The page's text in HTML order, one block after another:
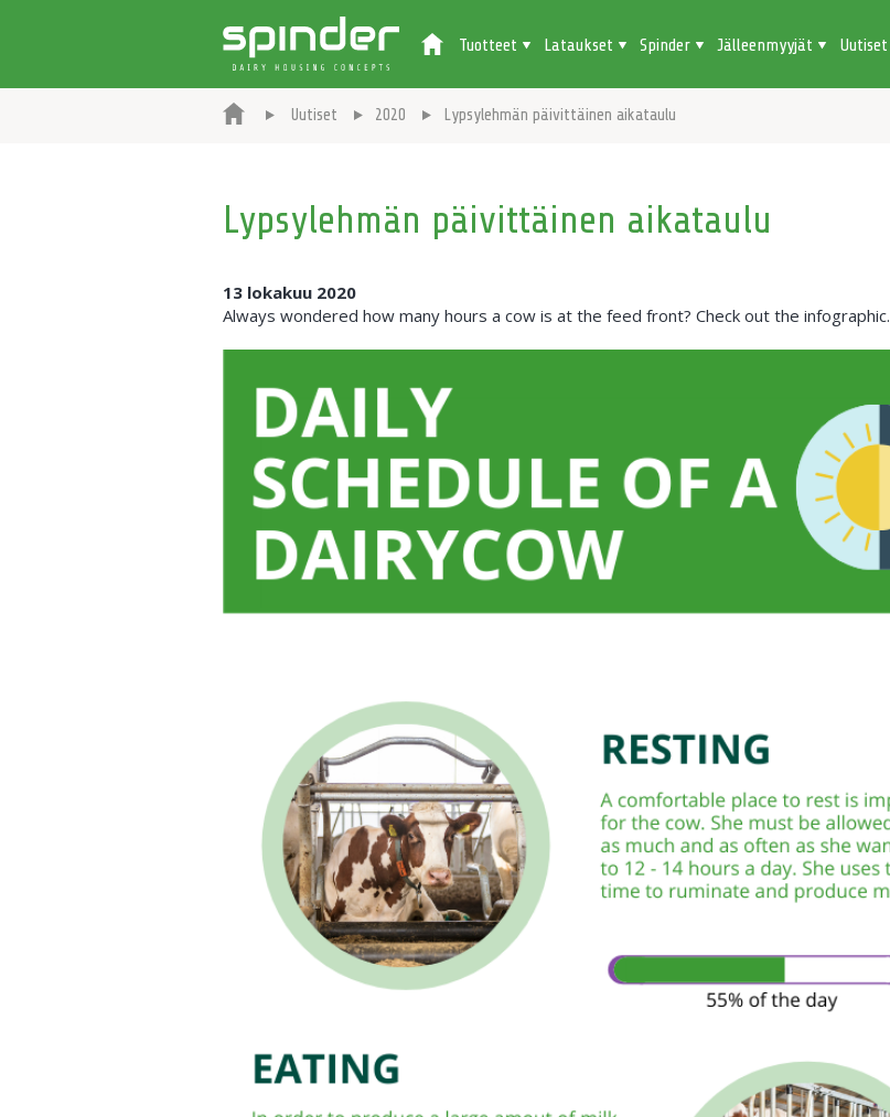
Tuotteet Lataukset Spinder Jälleenmyyjät Uutiset
Uutiset 2020 Lypsylehmän päivittäinen aikataulu
Lypsylehmän päivittäinen aikataulu
13 lokakuu 2020
Always wondered how many hours a cow is at the feed front? Check out the infographic.